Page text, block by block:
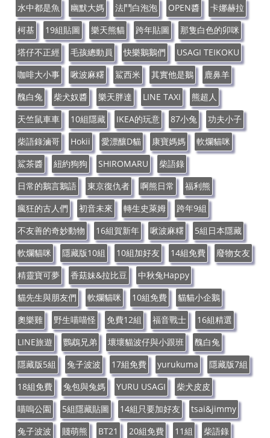
水中都是魚
幽默大媽 法鬥白泡泡 OPEN醬
卡娜赫拉
柯基
19組貼圖 樂天熊貓 跨年貼圖
那隻白色的卯咪
塔仔不正經
毛孩總動員 快樂鵝鵝們
USAGI TEIKOKU
咖啡大小事
啾波麻糬 鯊西米 其實他是鵝
鹿鼻羊
醜白兔
柴犬奴醬 樂天胖達 LINE TAXI
熊超人
天竺鼠車車
10組隱藏 IKEA的玩意 87小兔
功夫小子
柴語錄滷哥
Hokii 愛漂釀D貓 康寶媽媽
軟爛貓咪
鯊茶醬
紐約狗狗 SHIROMARU
柴語錄
日常的鵝言鵝語
東京復仇者 啊熊日常
福利熊
瘋狂的古人們
初音未來 轉生史萊姆
跨年9組
不友善的奇妙動物
16組賀新年 啾波麻糬
5組日本隱藏
軟爛貓咪
隱藏版10組 10組加好友 14組免費
廢物女友
精靈寶可夢
香菇妹&拉比豆
中秋兔Happy
貓先生與朋友們
軟爛貓咪 10組免費
貓貓小企鵝
奧樂雞
野生喵喵怪 免費12組 福音戰士
16組精選
LINE旅遊
鸚鵡兄弟 壞壞貓波仔與小跟班
醜白兔
隱藏版5組
兔子波波 17組免費 yurukuma
隱藏版7組
18組免費
兔包與兔媽 YURU USAGI
柴犬皮皮
喵嗚公園
5組隱藏貼圖 14組只要加好友
tsai&jimmy
兔子波波
賤萌熊 BT21 20組免費 11組
柴語錄